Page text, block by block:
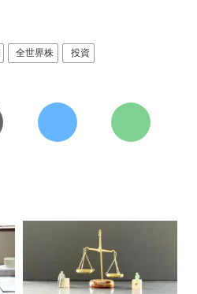
全世界株 投資